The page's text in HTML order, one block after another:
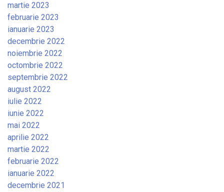
martie 2023
februarie 2023
ianuarie 2023
decembrie 2022
noiembrie 2022
octombrie 2022
septembrie 2022
august 2022
iulie 2022
iunie 2022
mai 2022
aprilie 2022
martie 2022
februarie 2022
ianuarie 2022
decembrie 2021